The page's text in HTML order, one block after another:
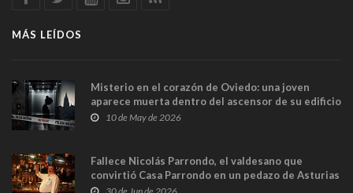
MÁS LEÍDOS
Misterio en el corazón de Oviedo: una joven
aparece muerta dentro del ascensor de su edificio
y las cámaras captan sus últimos minutos
10 de May de 2026
Fallece Nicolás Parrondo, el valdesano que
convirtió Casa Parrondo en un pedazo de Asturias
en Madrid